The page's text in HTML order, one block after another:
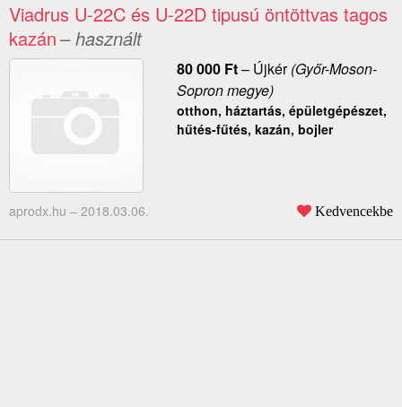
Viadrus U-22C és U-22D tipusú öntöttvas tagos
kazán– használt
80 000 Ft– Újkér(Győr-Moson-
Sopron megye)
otthon, háztartás, épületgépészet,
hűtés-fűtés, kazán, bojler
aprodx.hu – 2018.03.06. Kedvencekbe